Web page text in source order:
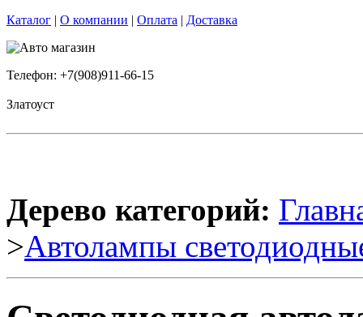
Каталог | О компании | Оплата | Доставка
Телефон: +7(908)911-66-15
Златоуст
Дерево категорий:
>Автолампы